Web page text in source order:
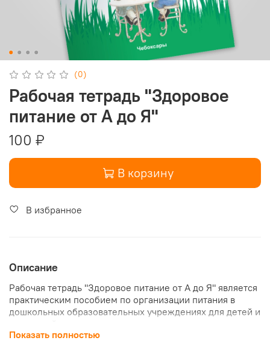
(0)
Рабочая тетрадь "Здоровое
питание от А до Я"
100 ₽
В корзину
В избранное
Описание
Рабочая тетрадь "Здоровое питание от А до Я" является
практическим пособием по организации питания в
дошкольных образовательных учреждениях для детей и
Показать полностью